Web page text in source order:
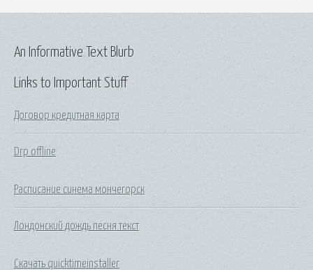
Links to Important Stuff
Договор кредитная карта
Drp offline
Расписание синема мончегорск
Лондонский дождь песня текст
Скачать quicktimeinstaller
An Informative Text Blurb